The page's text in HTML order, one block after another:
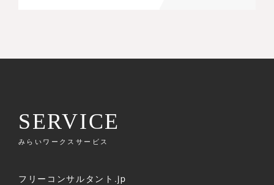
SERVICE
みらいワークスサービス
フリーコンサルタント.jp